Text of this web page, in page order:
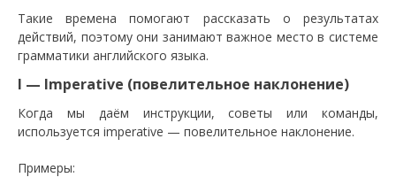
Такие времена помогают рассказать о результатах
действий, поэтому они занимают важное место в системе
грамматики английского языка.
I — Imperative (повелительное наклонение)
Когда мы даём инструкции, советы или команды,
используется imperative — повелительное наклонение.
Примеры: